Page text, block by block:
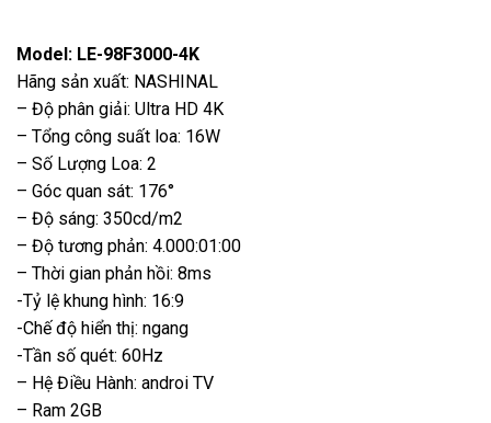
Model: LE-98F3000-4K
Hãng sản xuất: NASHINAL
– Độ phân giải: Ultra HD 4K
– Tổng công suất loa: 16W
– Số Lượng Loa: 2
– Góc quan sát: 176°
– Độ sáng: 350cd/m2
– Độ tương phản: 4.000:01:00
– Thời gian phản hồi: 8ms
-Tỷ lệ khung hình: 16:9
-Chế độ hiển thị: ngang
-Tần số quét: 60Hz
– Hệ Điều Hành: androi TV
– Ram 2GB